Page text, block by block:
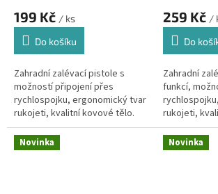
199 Kč / ks
Do košíku
Zahradní zalévací pistole s
možností připojení přes
rychlospojku, ergonomický tvar
rukojeti, kvalitní kovové tělo.
259 Kč /
Do
Zahradní
funkcí,
rukojeti,
Novinka Novinka